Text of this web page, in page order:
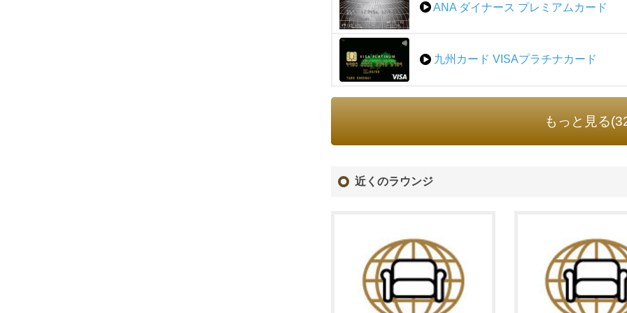
ANA ダイナース プレミアムカード
九州カード VISAプラチナカード
もっと見る
近くのラウンジ